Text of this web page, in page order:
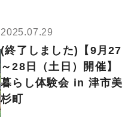
2025.07.29
(終了しました)【9月27
～28日（土日）開催】
暮らし体験会 in 津市美
杉町